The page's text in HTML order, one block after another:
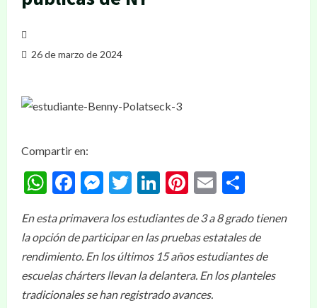
26 de marzo de 2024
Compartir en:
WhatsApp
Facebook
Messenger
Twitter
LinkedIn
Pinterest
Email
En esta primavera los estudiantes de 3 a 8 grado tienen
la opción de participar en las pruebas estatales de
rendimiento. En los últimos 15 años estudiantes de
escuelas chárters llevan la delantera. En los planteles
tradicionales se han registrado avances.